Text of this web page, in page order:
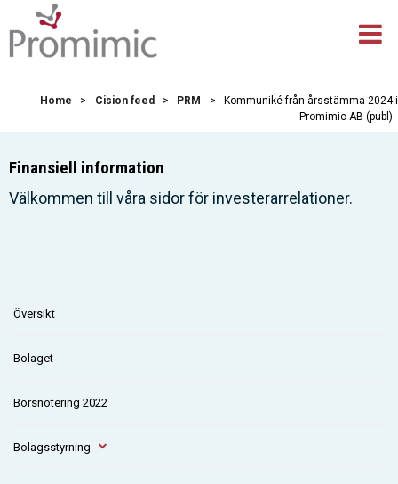
Home > Cision feed > PRM >
Kommuniké från årsstämma 2024 i
Promimic AB (publ)
Finansiell information
Välkommen till våra sidor för investerarrelationer.
Översikt
Bolaget
Börsnotering 2022
Bolagsstyrning